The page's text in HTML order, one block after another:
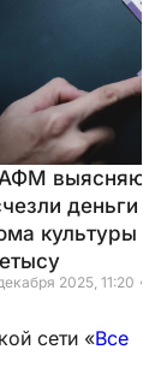
выясняют,
деньги
культуры в
2025, 11:20
сети «Все